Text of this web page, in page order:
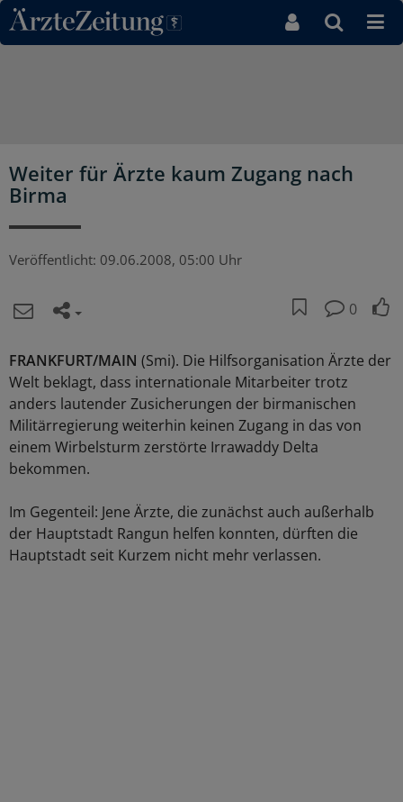
Direkt zum Inhaltsbereich
Weiter für Ärzte kaum Zugang nach
Birma
Veröffentlicht: 09.06.2008, 05:00 Uhr
0
FRANKFURT/MAIN (Smi). Die Hilfsorganisation Ärzte der
Welt beklagt, dass internationale Mitarbeiter trotz
anders lautender Zusicherungen der birmanischen
Militärregierung weiterhin keinen Zugang in das von
einem Wirbelsturm zerstörte Irrawaddy Delta
bekommen.
Im Gegenteil: Jene Ärzte, die zunächst auch außerhalb
der Hauptstadt Rangun helfen konnten, dürften die
Hauptstadt seit Kurzem nicht mehr verlassen.